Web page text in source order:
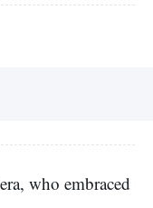
who embraced